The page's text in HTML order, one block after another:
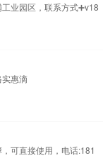
业园区，联系方式➕v18
惠滴
可直接使用，电话:181